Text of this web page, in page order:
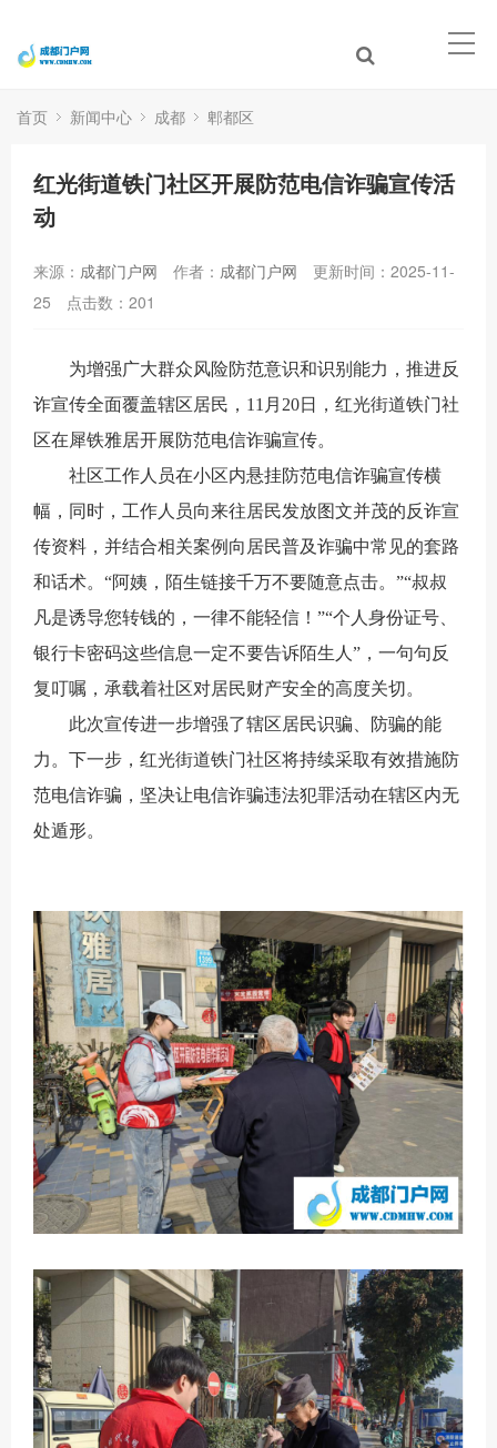
首页 新闻中心 成都 郫都区
红光街道铁门社区开展防范电信诈骗宣传活
动
来源： 成都门户网 作者： 成都门户网
更新时间：2025-11-
25
点击数： 201
为增强广大群众风险防范意识和识别能力，推进反
诈宣传全面覆盖辖区居民， 11 月 20日，红光街道铁门社
区在犀铁雅居开展防范电信诈骗宣传。
社区工作人员在小区内悬挂防范电信诈骗宣传横
幅，同时，工作人员向来往居民发放图文并茂的反诈宣
传资料， 并结合相关案例向居民普及诈骗中常见的套路
和话术。 “阿姨，陌生链接千万不要随意点击。 ”“叔叔
凡是诱导您转钱的，一律不能轻信！ ”“个人身份证号、
银行卡密码这些信息一定不要告诉陌生 人 ” ，一句句反
复叮嘱， 承载着社区对居民财产安全的高度关切。
此次宣传进一步增强了辖区居民识骗 防骗的能
力 。下一步 ，红光街道铁门社区将持续采取有效措施防
范电信诈骗 ，坚决让电信诈骗违法犯罪活动在辖区内无
处遁形。